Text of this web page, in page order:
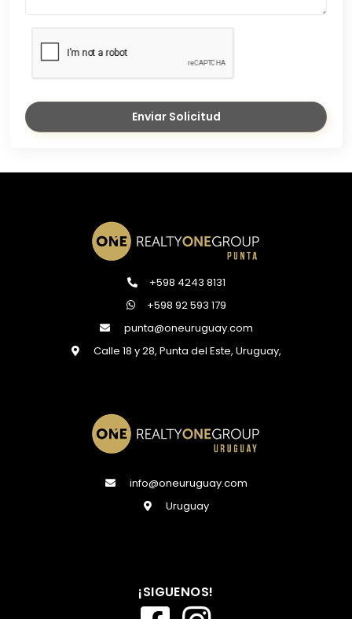
Enviar Solicitud
+598 4243 8131
+598 92 593 179
punta@oneuruguay.com
Calle 18 y 28, Punta del Este, Uruguay,
info@oneuruguay.com
Uruguay
¡SIGUENOS!